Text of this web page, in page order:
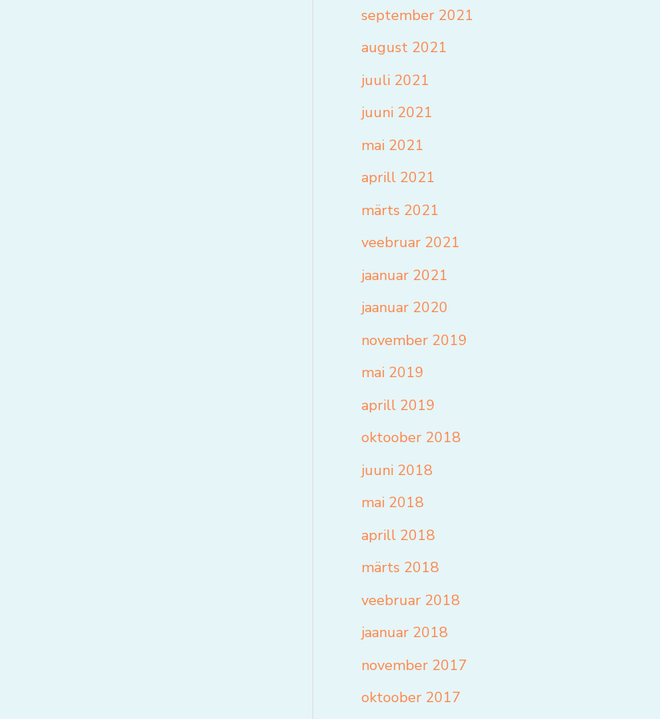
september 2021
august 2021
juuli 2021
juuni 2021
mai 2021
aprill 2021
märts 2021
veebruar 2021
jaanuar 2021
jaanuar 2020
november 2019
mai 2019
aprill 2019
oktoober 2018
juuni 2018
mai 2018
aprill 2018
märts 2018
veebruar 2018
jaanuar 2018
november 2017
oktoober 2017